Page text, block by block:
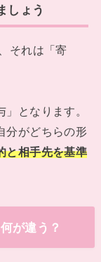
しょう
それは「寄
となります。
分がどちらの形
と相手先を基準
が違う？